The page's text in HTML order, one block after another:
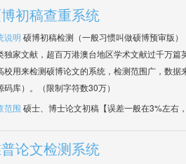
初稿查重系统
说明 硕博初稿检测（一般习惯叫做硕博预审版
独家文献，超百万港澳台地区学术文献过千万
校用来检测硕博论文的系统，检测范围广，数
码库）。（限制字符数30万）
范围 硕士、博士论文初稿【误差一般在3%左右
论文检测系统